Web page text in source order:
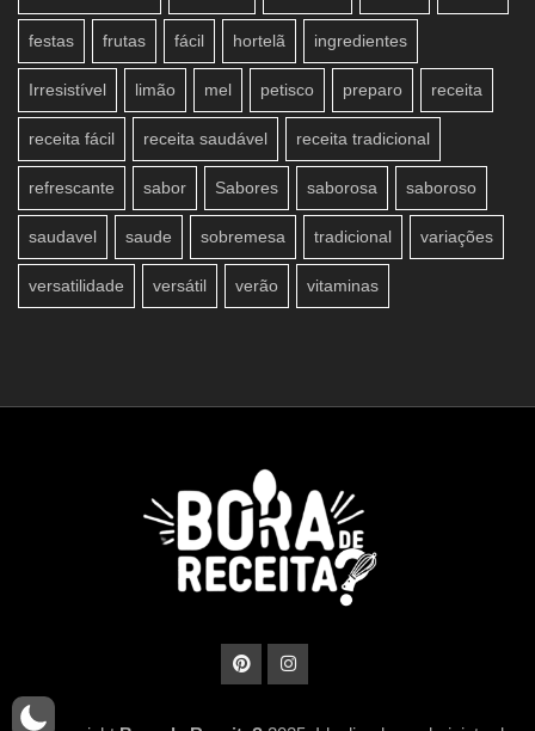
festas frutas fácil hortelã ingredientes
Irresistível limão mel petisco preparo receita
receita fácil receita saudável receita tradicional
refrescante sabor Sabores saborosa saboroso
saudavel saude sobremesa tradicional variações
versatilidade versátil verão vitaminas